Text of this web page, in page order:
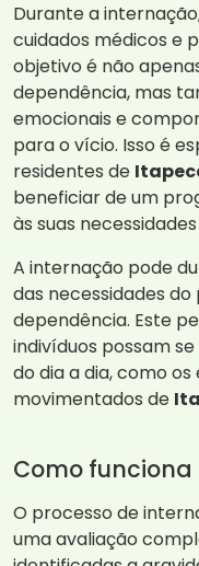
Durante a
cuidados médicos e
objetivo é não
dependência, mas
emocionais e
para o vício. Isso é
residentes de
beneficiar de um
às suas
A internação pode
das necessidades
dependência. Este
indivíduos possam
do dia a dia, como
movimentados de
Como
O processo de
uma avaliação